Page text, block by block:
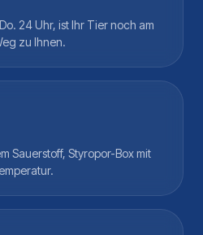
24 Uhr, ist Ihr Tier noch am
zu Ihnen.
Sauerstoff, Styropor-Box mit